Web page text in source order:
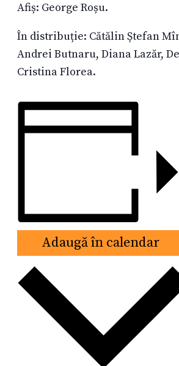
Afiș: George Roșu.
În distribuție: Cătălin Ștefan
Andrei Butnaru, Diana Lazăr,
Cristina Florea.
Adaugă în calendar